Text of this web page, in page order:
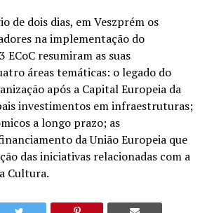
de dois dias, em Veszprém os
na implementação do
ECoC resumiram as suas
áreas temáticas: o legado do
após a Capital Europeia da
investimentos em infraestruturas;
a longo prazo; as
da União Europeia que
das iniciativas relacionadas com a
Cultura.